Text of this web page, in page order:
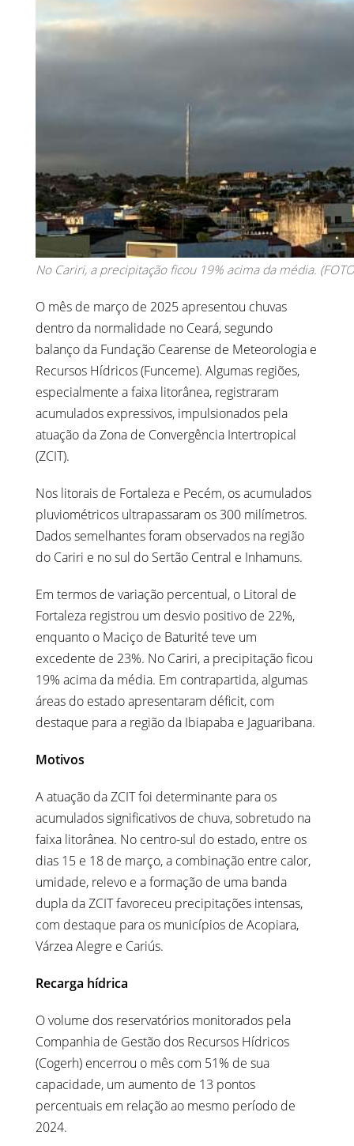
No Cariri, a precipitação ficou 19% acima da média.
O mês de março de 2025 apresentou chuvas
dentro da normalidade no Ceará, segundo
balanço da Fundação Cearense de Meteorologia e
Recursos Hídricos (Funceme). Algumas regiões,
especialmente a faixa litorânea, registraram
acumulados expressivos, impulsionados pela
atuação da Zona de Convergência Intertropical
(ZCIT).
Nos litorais de Fortaleza e Pecém, os acumulados
pluviométricos ultrapassaram os 300 milímetros.
Dados semelhantes foram observados na região
do Cariri e no sul do Sertão Central e Inhamuns.
Em termos de variação percentual, o Litoral de
Fortaleza registrou um desvio positivo de 22%,
enquanto o Maciço de Baturité teve um
excedente de 23%. No Cariri, a precipitação ficou
19% acima da média. Em contrapartida, algumas
áreas do estado apresentaram déficit, com
destaque para a região da Ibiapaba e Jaguaribana.
Motivos
A atuação da ZCIT foi determinante para os
acumulados significativos de chuva, sobretudo na
faixa litorânea. No centro-sul do estado, entre os
dias 15 e 18 de março, a combinação entre calor,
umidade, relevo e a formação de uma banda
dupla da ZCIT favoreceu precipitações intensas,
com destaque para os municípios de Acopiara,
Várzea Alegre e Cariús.
Recarga hídrica
O volume dos reservatórios monitorados pela
Companhia de Gestão dos Recursos Hídricos
(Cogerh) encerrou o mês com 51% de sua
capacidade, um aumento de 13 pontos
percentuais em relação ao mesmo período de
2024.